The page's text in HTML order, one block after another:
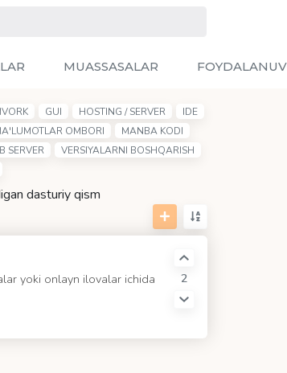
MUASSASALAR
GUI HOSTING / SERVER
IDE
OMBORI
MANBA KODI
SERVER
VERSIYALARNI BOSHQARISH
dasturiy qism
2
yoki onlayn ilovalar ichida